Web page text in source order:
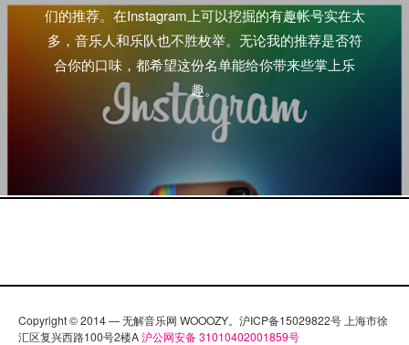
们的推荐。在Instagram上可以挖掘的有趣帐号实在太
多，音乐人和乐队也不胜枚举。无论我的推荐是否符
合你的口味，都希望这份名单能给你带来些掌上乐
趣。
Copyright © 2014 — 无解音乐网 WOOOZY。沪ICP备15029822号 上海市徐
汇区复兴西路100号2楼A沪公网安备 31010402001859号